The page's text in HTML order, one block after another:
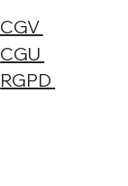
CGV
CGU
RGPD